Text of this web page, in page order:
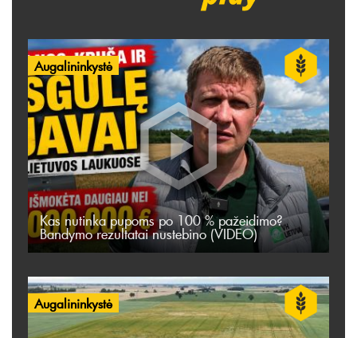
Augalininkystė
Kas nutinka pupoms po 100 % pažeidimo?
Bandymo rezultatai nustebino (VIDEO)
Augalininkystė